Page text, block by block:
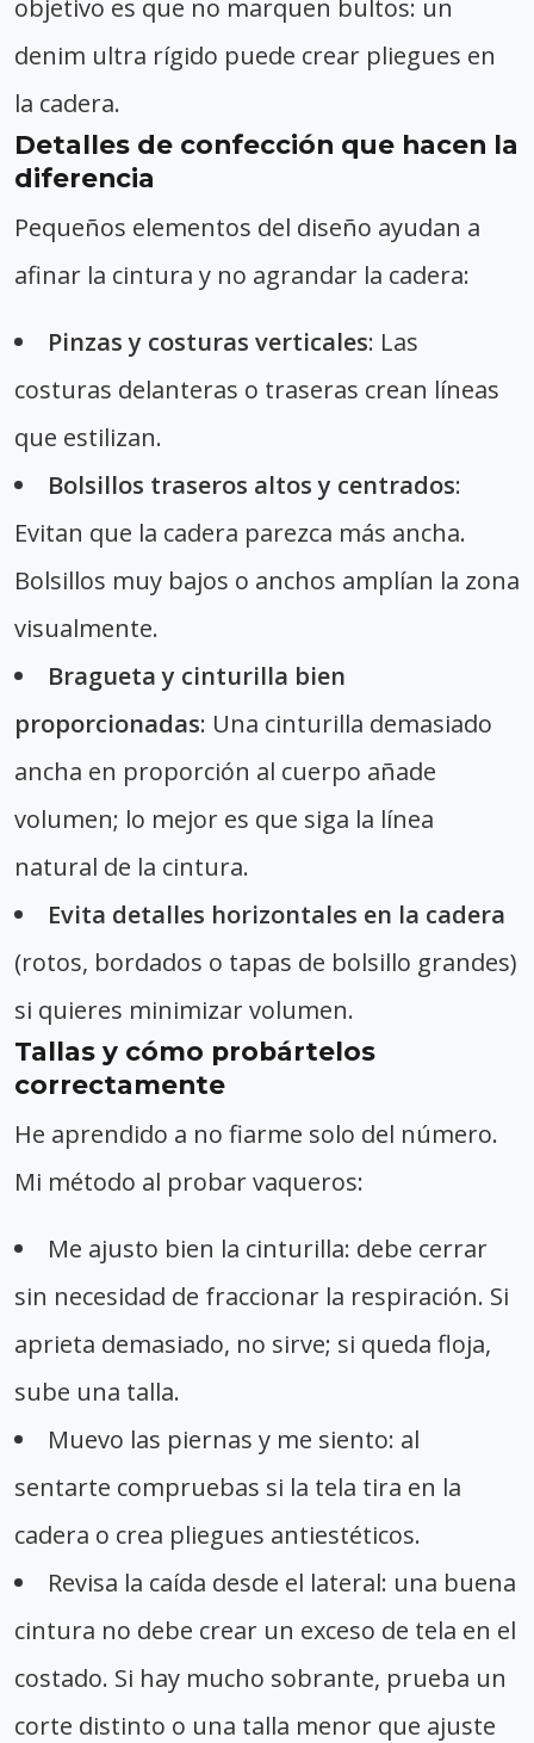
objetivo es que no marquen bultos: un
denim ultra rígido puede crear pliegues en
la cadera.
Detalles de confección que hacen la
diferencia
Pequeños elementos del diseño ayudan a
afinar la cintura y no agrandar la cadera:
Pinzas y costuras verticales: Las
costuras delanteras o traseras crean líneas
que estilizan.
Bolsillos traseros altos y centrados:
Evitan que la cadera parezca más ancha.
Bolsillos muy bajos o anchos amplían la zona
visualmente.
Bragueta y cinturilla bien
proporcionadas: Una cinturilla demasiado
ancha en proporción al cuerpo añade
volumen; lo mejor es que siga la línea
natural de la cintura.
Evita detalles horizontales en la cadera
(rotos, bordados o tapas de bolsillo grandes)
si quieres minimizar volumen.
Tallas y cómo probártelos
correctamente
He aprendido a no fiarme solo del número.
Mi método al probar vaqueros:
Me ajusto bien la cinturilla: debe cerrar
sin necesidad de fraccionar la respiración. Si
aprieta demasiado, no sirve; si queda floja,
sube una talla.
Muevo las piernas y me siento: al
sentarte compruebas si la tela tira en la
cadera o crea pliegues antiestéticos.
Revisa la caída desde el lateral: una buena
cintura no debe crear un exceso de tela en el
costado. Si hay mucho sobrante, prueba un
corte distinto o una talla menor que ajuste